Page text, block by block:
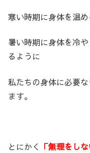
寒い時期に身体を温め
暑い時期に身体を冷
るように
私たちの身体に必要
ます。
とにかく 「無理をしな